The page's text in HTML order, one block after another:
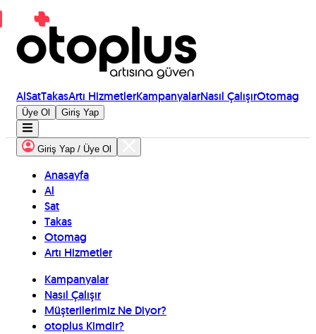
AlSatTakasArtı HizmetlerKampanyalarNasıl ÇalışırOtomag
Üye Ol Giriş Yap
Giriş Yap / Üye Ol
Anasayfa
Al
Sat
Takas
Otomag
Artı Hizmetler
Kampanyalar
Nasıl Çalışır
Müşterilerimiz Ne Diyor?
otoplus Kimdir?